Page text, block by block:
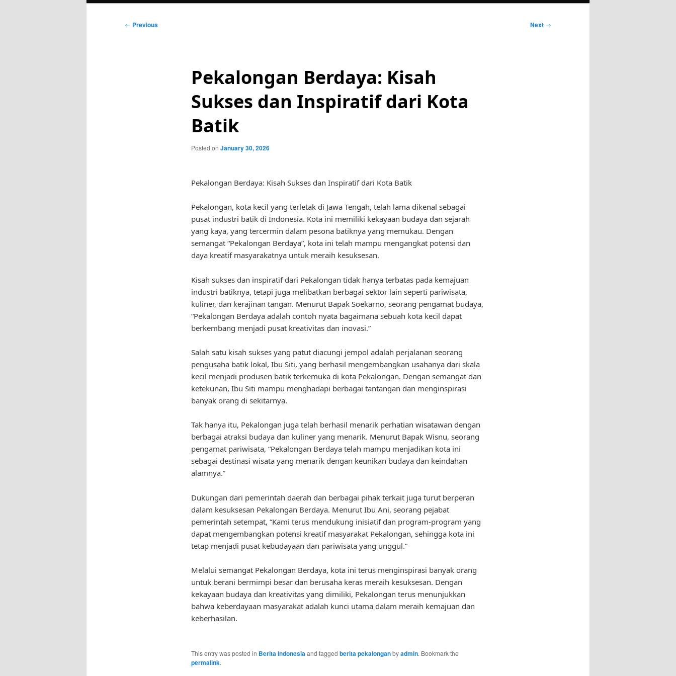
Post
← Previous Next →
Pekalongan Berdaya: Kisah
Sukses dan Inspiratif dari Kota
Batik
Posted on January 30, 2026
Pekalongan Berdaya: Kisah Sukses dan Inspiratif dari Kota Batik
Pekalongan, kota kecil yang terletak di Jawa Tengah, telah lama dikenal sebagai
pusat industri batik di Indonesia. Kota ini memiliki kekayaan budaya dan sejarah
yang kaya, yang tercermin dalam pesona batiknya yang memukau. Dengan
semangat “Pekalongan Berdaya”, kota ini telah mampu mengangkat potensi dan
daya kreatif masyarakatnya untuk meraih kesuksesan.
Kisah sukses dan inspiratif dari Pekalongan tidak hanya terbatas pada kemajuan
industri batiknya, tetapi juga melibatkan berbagai sektor lain seperti pariwisata,
kuliner, dan kerajinan tangan. Menurut Bapak Soekarno, seorang pengamat budaya,
“Pekalongan Berdaya adalah contoh nyata bagaimana sebuah kota kecil dapat
berkembang menjadi pusat kreativitas dan inovasi.”
Salah satu kisah sukses yang patut diacungi jempol adalah perjalanan seorang
pengusaha batik lokal, Ibu Siti, yang berhasil mengembangkan usahanya dari skala
kecil menjadi produsen batik terkemuka di kota Pekalongan. Dengan semangat dan
ketekunan, Ibu Siti mampu menghadapi berbagai tantangan dan menginspirasi
banyak orang di sekitarnya.
Tak hanya itu, Pekalongan juga telah berhasil menarik perhatian wisatawan dengan
berbagai atraksi budaya dan kuliner yang menarik. Menurut Bapak Wisnu, seorang
pengamat pariwisata, “Pekalongan Berdaya telah mampu menjadikan kota ini
sebagai destinasi wisata yang menarik dengan keunikan budaya dan keindahan
alamnya.”
Dukungan dari pemerintah daerah dan berbagai pihak terkait juga turut berperan
dalam kesuksesan Pekalongan Berdaya. Menurut Ibu Ani, seorang pejabat
pemerintah setempat, “Kami terus mendukung inisiatif dan program-program yang
dapat mengembangkan potensi kreatif masyarakat Pekalongan, sehingga kota ini
tetap menjadi pusat kebudayaan dan pariwisata yang unggul.”
Melalui semangat Pekalongan Berdaya, kota ini terus menginspirasi banyak orang
untuk berani bermimpi besar dan berusaha keras meraih kesuksesan. Dengan
kekayaan budaya dan kreativitas yang dimiliki, Pekalongan terus menunjukkan
bahwa keberdayaan masyarakat adalah kunci utama dalam meraih kemajuan dan
keberhasilan.
This entry was posted in Berita Indonesia and tagged berita pekalonganbyadmin. Bookmark the
permalink.